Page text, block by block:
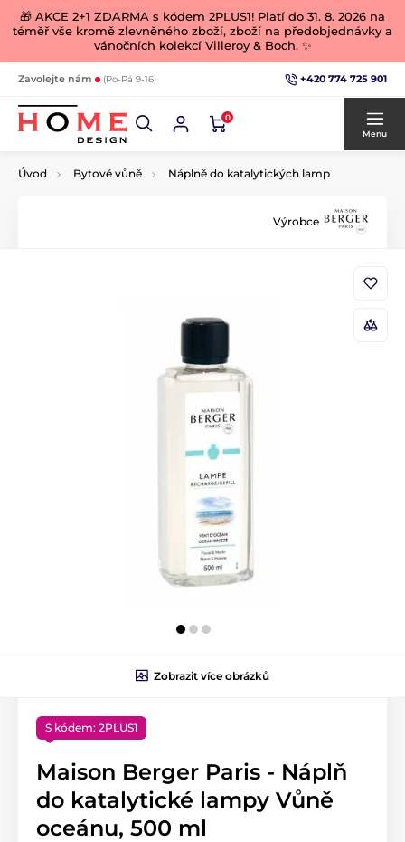
🎁 AKCE 2+1 ZDARMA s kódem 2PLUS1! Platí do 31. 8. 2026 na
téměř vše kromě zlevněného zboží, zboží na předobjednávky a
vánočních kolekcí Villeroy & Boch. ✨
Zavolejte nám (Po-Pá 9-16) +420 774 725 901
0
Menu
Úvod Bytové vůně Náplně do katalytických lamp
Výrobce
Zobrazit více obrázků
S kódem: 2PLUS1
Maison Berger Paris - Náplň
do katalytické lampy Vůně
oceánu, 500 ml